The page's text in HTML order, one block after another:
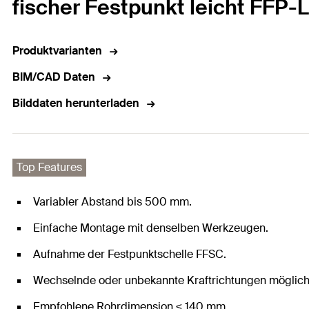
fischer Festpunkt leicht FFP-
Produktvarianten
BIM/CAD Daten
Bilddaten herunterladen
Top Features
Variabler Abstand bis 500 mm.
Einfache Montage mit denselben Werkzeugen.
Aufnahme der Festpunktschelle FFSC.
Wechselnde oder unbekannte Kraftrichtungen